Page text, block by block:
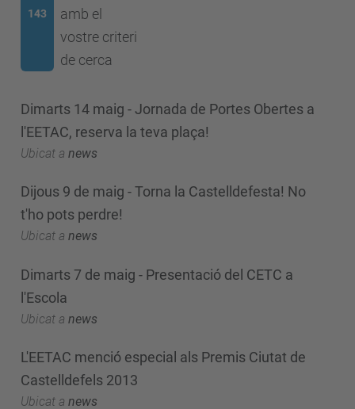
143
amb el
vostre criteri
de cerca
Dimarts 14 maig - Jornada de Portes Obertes a
l'EETAC, reserva la teva plaça!
Ubicat a news
Dijous 9 de maig - Torna la Castelldefesta! No
t'ho pots perdre!
Ubicat a news
Dimarts 7 de maig - Presentació del CETC a
l'Escola
Ubicat a news
L'EETAC menció especial als Premis Ciutat de
Castelldefels 2013
Ubicat a news